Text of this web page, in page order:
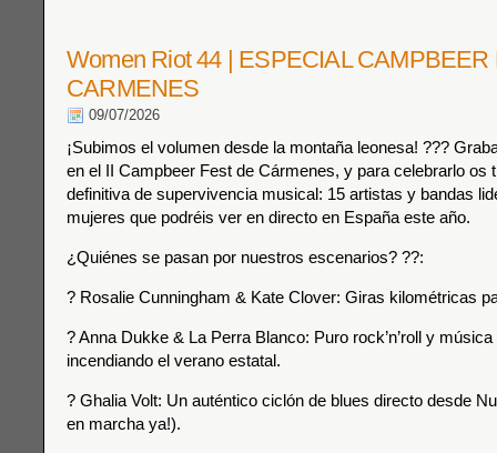
Women Riot 44 | ESPECIAL CAMPBEER
CARMENES
09/07/2026
¡Subimos el volumen desde la montaña leonesa! ???
en el II Campbeer Fest de Cármenes, y para celebrarlo os
definitiva de supervivencia musical: 15 artistas y bandas
mujeres que podréis ver en directo en España este año.
¿Quiénes se pasan por nuestros escenarios? ??:
? Rosalie Cunningham & Kate Clover: Giras kilométricas
? Anna Dukke & La Perra Blanco: Puro rock’n’roll y
incendiando el verano estatal.
? Ghalia Volt: Un auténtico ciclón de blues directo desde
en marcha ya!).